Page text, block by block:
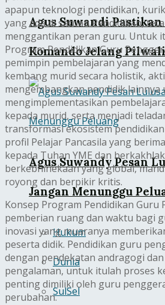
Agus Suwandi
Komando Jelang
Agus Suwandy Pesan
Jangan Menunggu
Hukum
Dunia
SulSel
apapun teknologi pendidikan,
yang ada di satuan Pendidikan,
menggantikan peran guru. Untuk
Program Pendidikan Guru
pemimpin pembelajaran yang
kembang murid secara holistik,
mengembangkan pendidik lainnya
mengimplementasikan
kepada murid, serta menjadi
transformasi ekosistem
profil Pelajar Pancasila yang
kepada Tuhan YME dan
berkebhinekaan yang global,
royong dan berpikir kritis.
Konsep Program Pendidikan Guru
pemberian ruang dan waktu bagi
inovasi yang muaranya
peserta didik. Pendidikan guru
dengan pendekatan andragogi
pengalaman, untuk itulah proses
penting dimiliki oleh guru
perubahan.